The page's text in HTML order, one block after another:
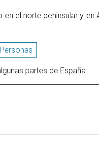
el norte peninsular y en
Personas
partes de España.